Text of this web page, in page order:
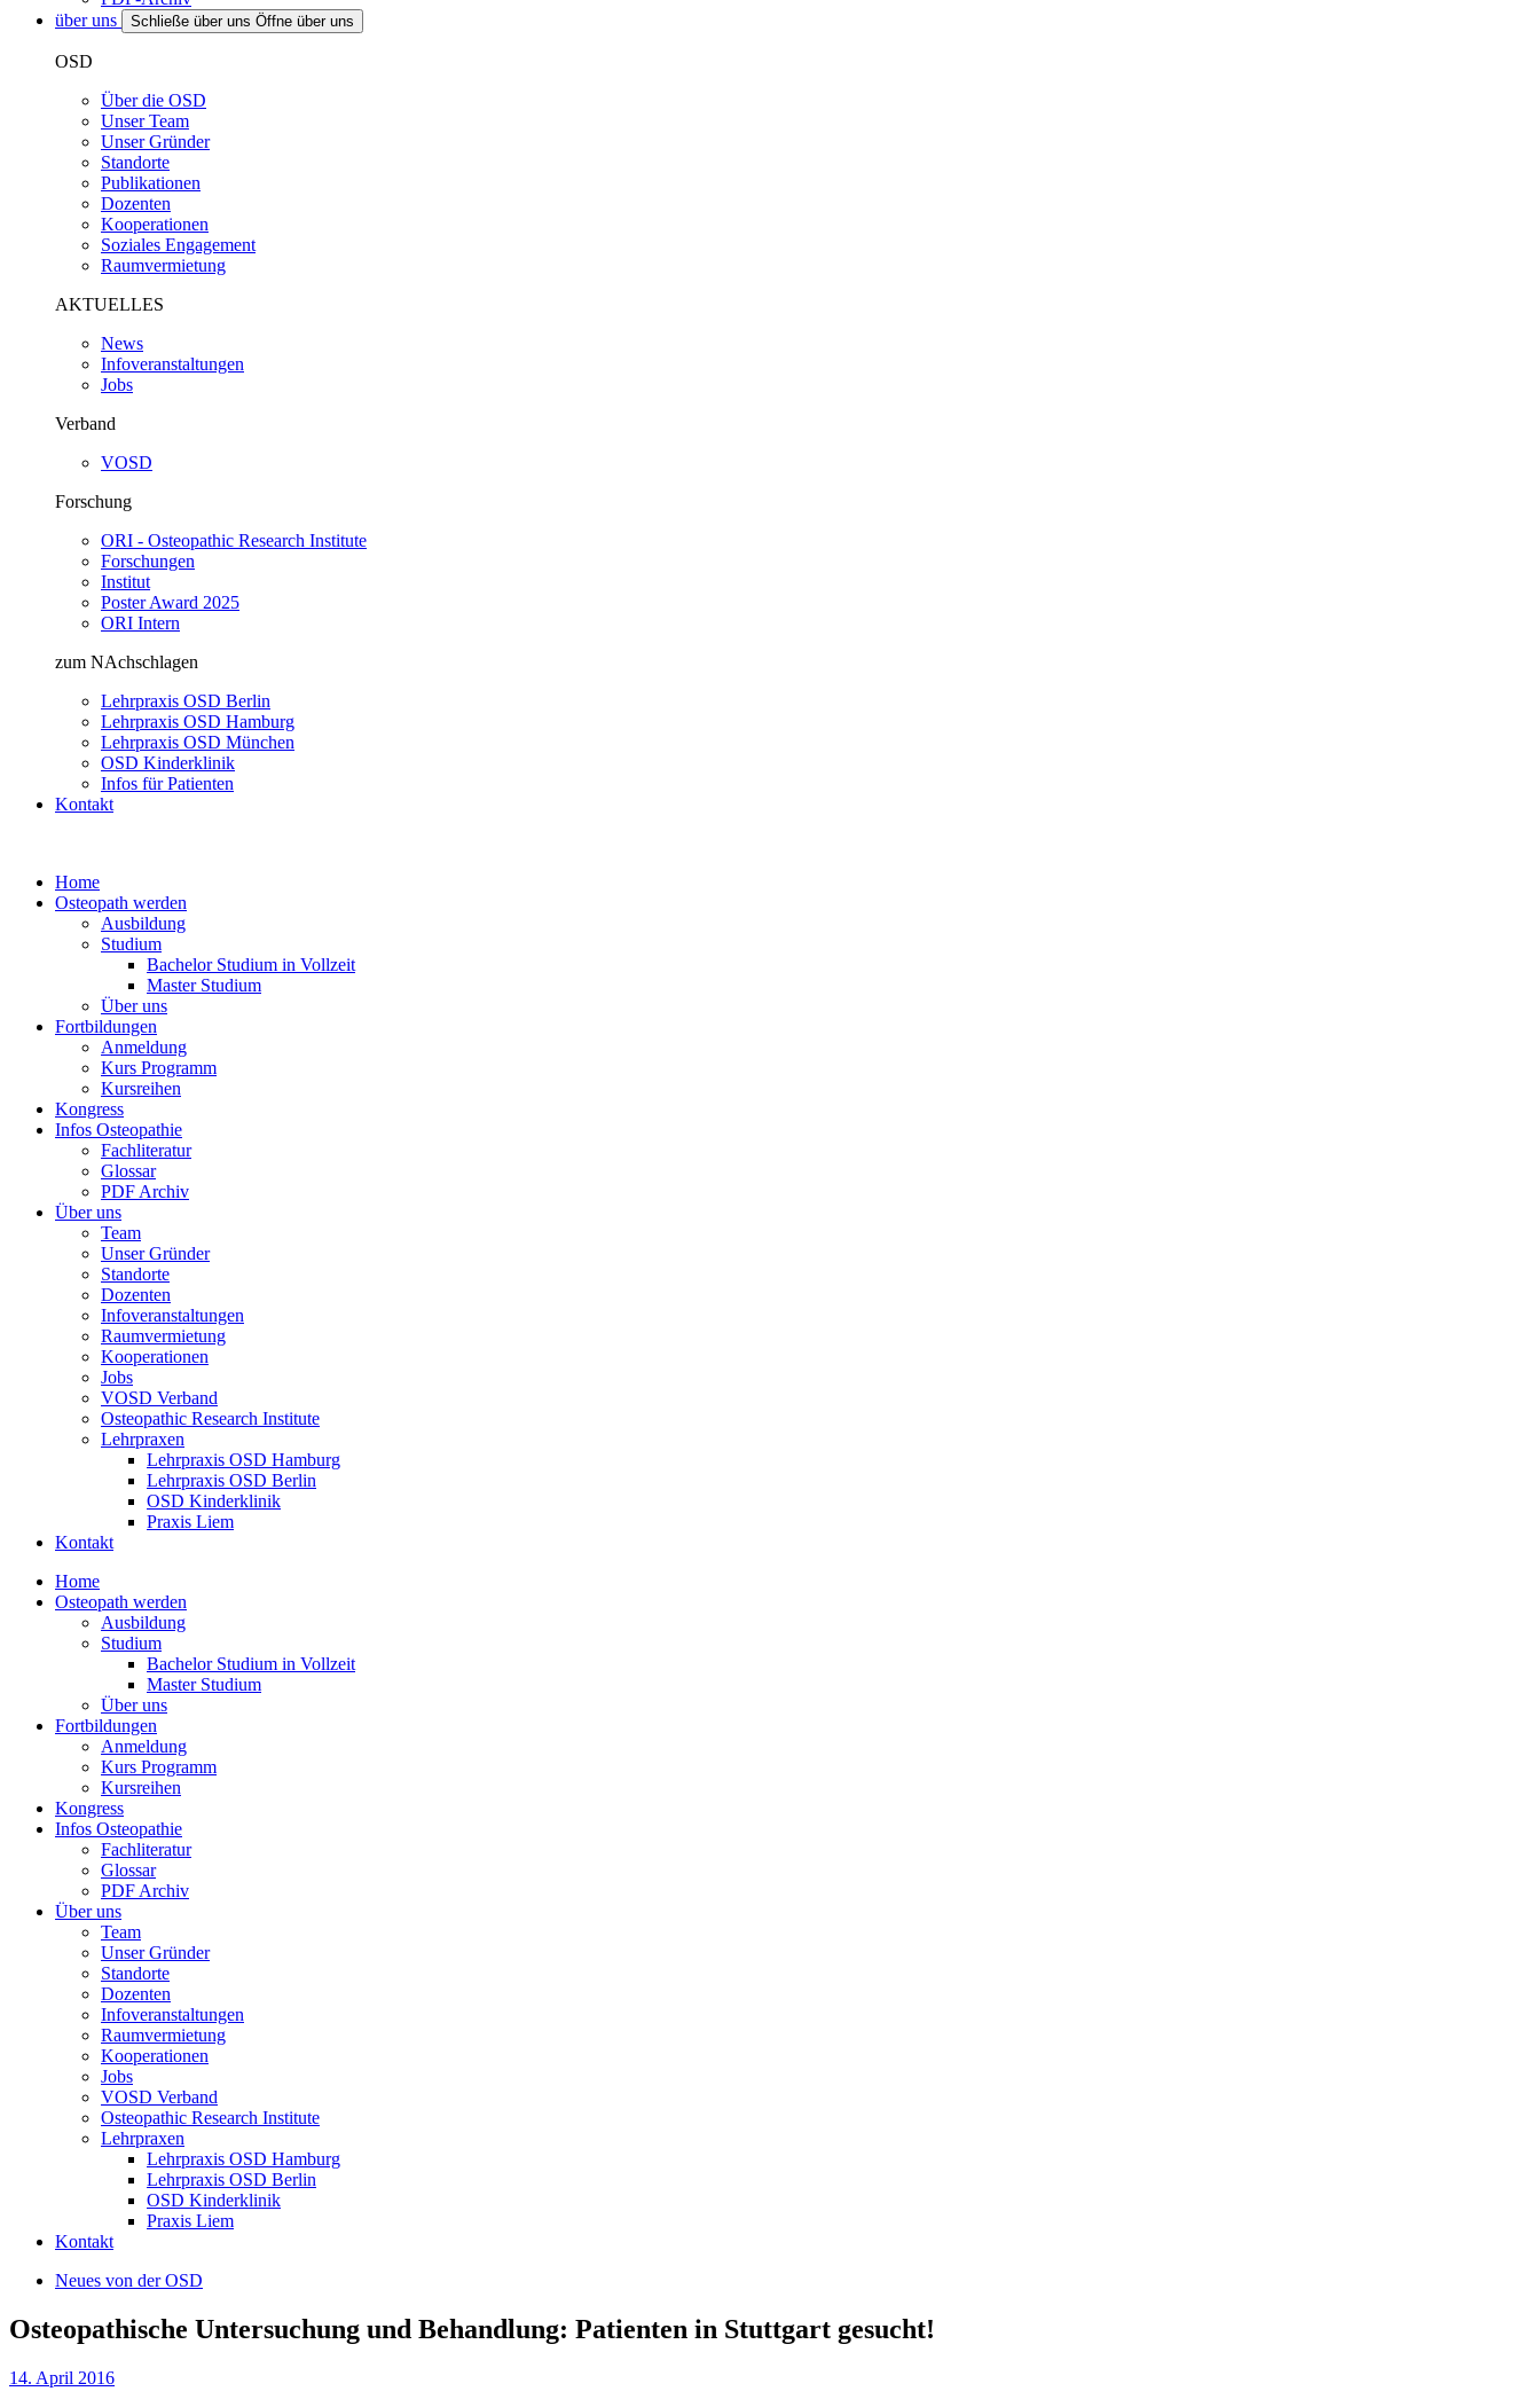
über uns
Schließe über uns Öffne über uns
OSD
Über die OSD
Unser Team
Unser Gründer
Standorte
Publikationen
Dozenten
Kooperationen
Soziales Engagement
Raumvermietung
AKTUELLES
News
Infoveranstaltungen
Jobs
Verband
VOSD
Forschung
ORI - Osteopathic Research Institute
Forschungen
Institut
Poster Award 2025
ORI Intern
zum NAchschlagen
Lehrpraxis OSD Berlin
Lehrpraxis OSD Hamburg
Lehrpraxis OSD München
OSD Kinderklinik
Infos für Patienten
Kontakt
Home
Osteopath werden
Ausbildung
Studium
Bachelor Studium in Vollzeit
Master Studium
Über uns
Fortbildungen
Anmeldung
Kurs Programm
Kursreihen
Kongress
Infos Osteopathie
Fachliteratur
Glossar
PDF Archiv
Über uns
Team
Unser Gründer
Standorte
Dozenten
Infoveranstaltungen
Raumvermietung
Kooperationen
Jobs
VOSD Verband
Osteopathic Research Institute
Lehrpraxen
Lehrpraxis OSD Hamburg
Lehrpraxis OSD Berlin
OSD Kinderklinik
Praxis Liem
Kontakt
Home
Osteopath werden
Ausbildung
Studium
Bachelor Studium in Vollzeit
Master Studium
Über uns
Fortbildungen
Anmeldung
Kurs Programm
Kursreihen
Kongress
Infos Osteopathie
Fachliteratur
Glossar
PDF Archiv
Über uns
Team
Unser Gründer
Standorte
Dozenten
Infoveranstaltungen
Raumvermietung
Kooperationen
Jobs
VOSD Verband
Osteopathic Research Institute
Lehrpraxen
Lehrpraxis OSD Hamburg
Lehrpraxis OSD Berlin
OSD Kinderklinik
Praxis Liem
Kontakt
Neues von der OSD
Osteopathische Untersuchung und Behandlung: Patienten in Stuttgart gesucht!
14. April 2016